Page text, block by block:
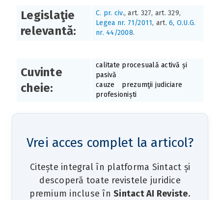
Legislaţie
relevantă:
C. pr. civ., art. 327, art. 329,
Legea nr. 71/2011, art. 6, O.U.G.
nr. 44/2008.
Cuvinte
cheie:
calitate procesuală activă și
pasivă
cauze
prezumţii judiciare
profesioniști
Vrei acces complet la articol?
Citește integral în platforma Sintact și
descoperă toate revistele juridice
premium incluse în Sintact AI Reviste.